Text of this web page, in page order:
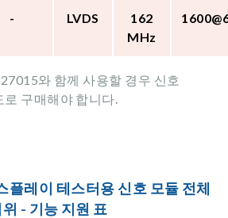
- LVDS
162
MHz
와 함께 사용할 경우 신호
로 구매해야 합니다.
플레이 테스터용 신호 모듈 전체
위 - 기능 지원 표